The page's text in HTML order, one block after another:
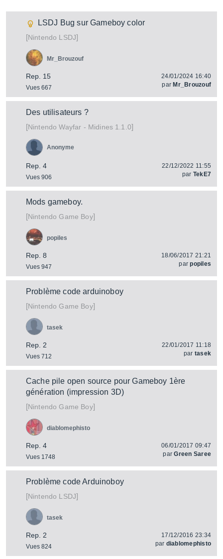
LSDJ Bug sur Gameboy color
[Nintendo LSDJ]
Rep. 15
Vues 667
Mr_Brouzouf
24/01/2024 16:40
par Mr_Brouzouf
Des utilisateurs ?
[Nintendo Wayfar - Midines 1.1.0]
Rep. 4
Vues 906
Anonyme
22/12/2022 11:55
par TekE7
Mods gameboy.
[Nintendo Game Boy]
Rep. 8
Vues 947
popiles
18/06/2017 21:21
parpopiles
Problème code arduinoboy
[Nintendo Game Boy]
Rep. 2
Vues 712
tasek
22/01/2017 11:18
par tasek
Cache pile open source pour Gameboy 1ère
génération (impression 3D)
[Nintendo Game Boy]
Rep. 4
Vues 1748
diablomephisto
06/01/2017 09:47
parGreen Saree
Problème code Arduinoboy
[Nintendo LSDJ]
Rep. 2
Vues 824
tasek
17/12/2016 23:34
par diablomephisto